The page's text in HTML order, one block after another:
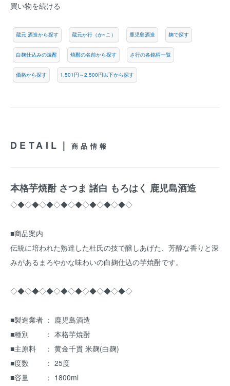
買い物を続ける
蔵元 酒造から探す 蔵元か行（か~こ） 鹿児島酒造 麹で探す
白麹仕込みの焼酎 焼酎の名前から探す さ行の各銘柄一覧
価格から探す 1,501円～2,500円以下から探す
DETAIL｜ 商品情報
本格芋焼酎 さつま 諸白 もろはく 鹿児島酒造
◇◆◇◆◇◆◇◆◇◆◇◆◇◆◇◆◇
■商品案内
伝統に培われた熟達した杜氏の技で醸しあげた、芳醇な香りと深
みがあるまろやかな味わいの白麹仕込の芋焼酎です。
◇◆◇◆◇◆◇◆◇◆◇◆◇◆◇◆◇
■製造業者 ： 鹿児島酒造
■種別 ： 本格芋焼酎
■主原料 ： 黄金千貫 米麹(白麹)
■度数 ： 25度
■容量 ： 1800ml